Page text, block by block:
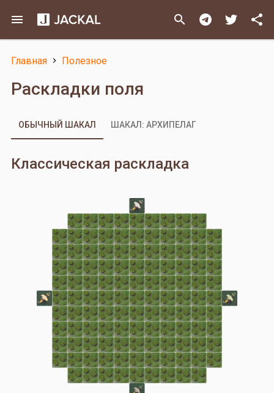
основному
menu share
search
Строка
навигации
Главная Полезное
Раскладки поля
ОБЫЧНЫЙ ШАКАЛ ШАКАЛ: АРХИПЕЛАГ
Классическая раскладка